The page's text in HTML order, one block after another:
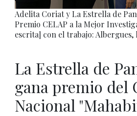
Adelita Coriat y La Estrella de
Premio CELAP a la Mejor
escrita] con el trabajo:
La Estrella de
gana premio del
Nacional